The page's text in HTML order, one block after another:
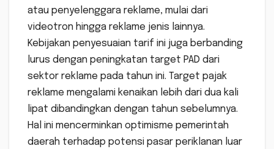
atau penyelenggara reklame, mulai dari
videotron hingga reklame jenis lainnya.
Kebijakan penyesuaian tarif ini juga berbanding
lurus dengan peningkatan target PAD dari
sektor reklame pada tahun ini. Target pajak
reklame mengalami kenaikan lebih dari dua kali
lipat dibandingkan dengan tahun sebelumnya.
Hal ini mencerminkan optimisme pemerintah
daerah terhadap potensi pasar periklanan luar